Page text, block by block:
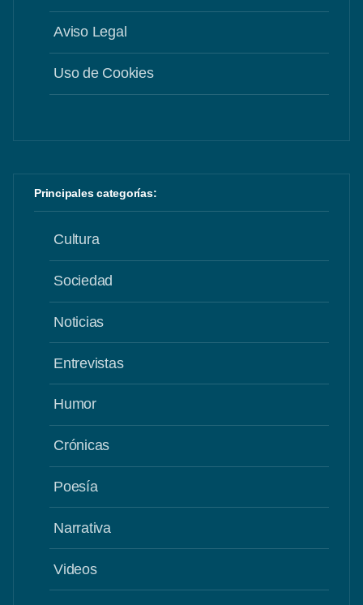
Aviso Legal
Uso de Cookies
Principales categorías:
Cultura
Sociedad
Noticias
Entrevistas
Humor
Crónicas
Poesía
Narrativa
Videos